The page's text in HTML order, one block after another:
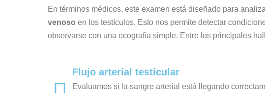
En términos médicos, este examen está diseñado para
venoso en los testículos. Esto nos permite detectar
observarse con una ecografía simple. Entre los principales
Flujo arterial testicular
Evaluamos si la sangre arterial está llegando